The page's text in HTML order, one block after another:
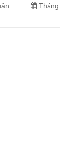
Tháng